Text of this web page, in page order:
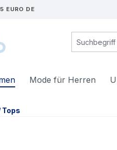
EURO DE
Mode für Herren
Tops